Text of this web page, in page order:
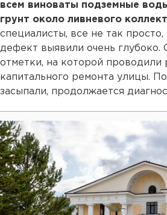
всем виноваты подземные
грунт около ливневого
специалисты, все не так просто,
дефект выявили очень глубоко.
отметки, на которой проводили
капитального ремонта улицы.
засыпали, продолжается